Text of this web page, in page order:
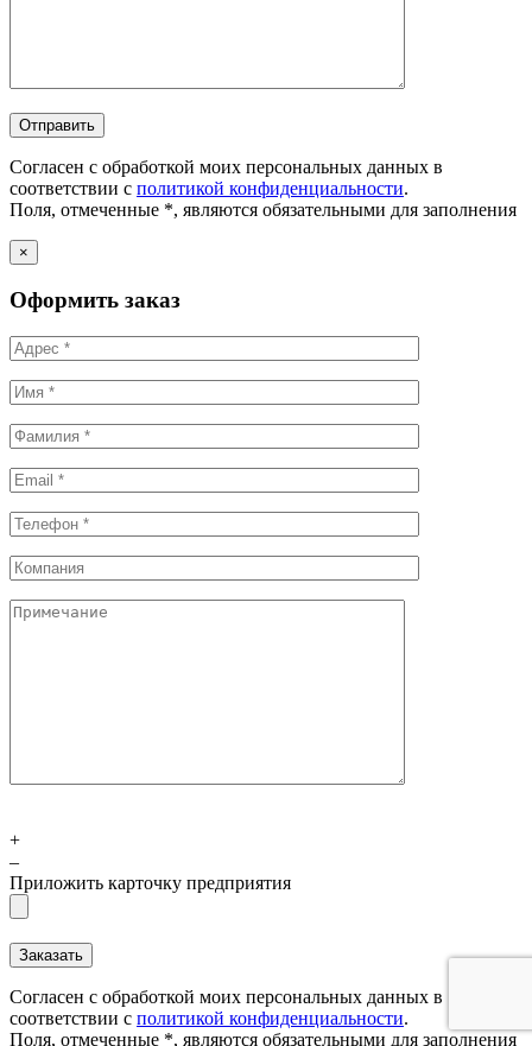
Согласен с обработкой моих персональных данных в
соответствии с политикой конфиденциальности.
Поля, отмеченные *, являются обязательными для заполнения
×
Оформить заказ
+
–
Приложить карточку предприятия
Согласен с обработкой моих персональных данных в
соответствии с политикой конфиденциальности.
Поля, отмеченные *, являются обязательными для заполнения